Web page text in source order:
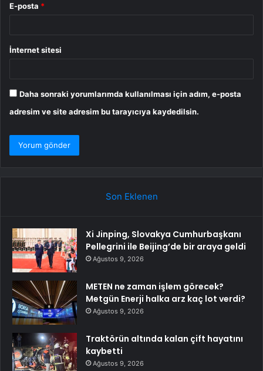
E-posta *
İnternet sitesi
Daha sonraki yorumlarımda kullanılması için adım, e-posta
adresim ve site adresim bu tarayıcıya kaydedilsin.
Son Eklenen
Xi Jinping, Slovakya Cumhurbaşkanı
Pellegrini ile Beijing’de bir araya geldi
Ağustos 9, 2026
METEN ne zaman işlem görecek?
Metgün Enerji halka arz kaç lot verdi?
Ağustos 9, 2026
Traktörün altında kalan çift hayatını
kaybetti
Ağustos 9, 2026